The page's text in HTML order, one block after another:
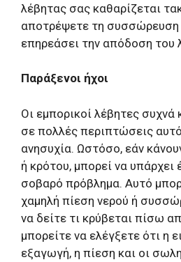
λέβητας σας καθαρίζεται
αποτρέψετε τη συσσώρευση
επηρεάσει την απόδοση του
Παράξενοι ήχοι
Οι εμπορικοί λέβητες συχνά
σε πολλές περιπτώσεις
ανησυχία. Ωστόσο, εάν
ή κρότου, μπορεί να υπάρχει
σοβαρό πρόβλημα. Αυτό
χαμηλή πίεση νερού ή
να δείτε τι κρύβεται πίσω
μπορείτε να ελέγξετε ότι η
εξαγωγή, η πίεση και οι